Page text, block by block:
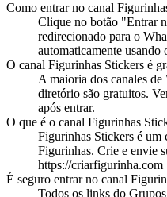
Como entrar no canal
Clique no botão "Entrar
redirecionado para o
automaticamente
O canal Figurinhas Stickers é
A maioria dos canales de
diretório são gratuitos.
após entrar.
O que é o canal Figurinhas
Figurinhas Stickers é um
Figurinhas. Crie e envie
https://criarfigurinha.com
É seguro entrar no canal
Todos os links do